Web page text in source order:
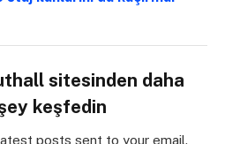
sitesinden daha
keşfedin
posts sent to your email.